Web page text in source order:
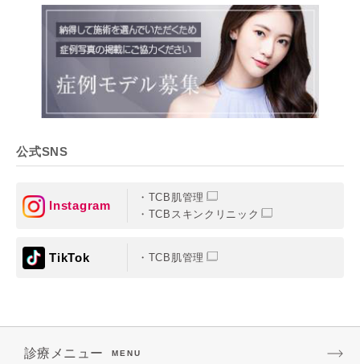
公式SNS
Instagram
TCB肌管理
TCBスキンクリニック
TikTok TCB肌管理
診療メニュー MENU